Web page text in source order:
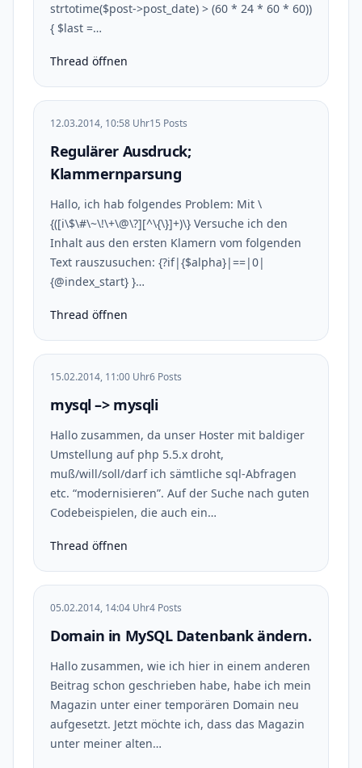
strtotime($post->post_date) > (60 * 24 * 60 * 60))
{ $last =…
Thread öffnen
12.03.2014, 10:58 Uhr15 Posts
Regulärer Ausdruck;
Klammernparsung
Hallo, ich hab folgendes Problem: Mit \
{([i\$\#\~\!\+\@\?][^\{\}]+)\} Versuche ich den
Inhalt aus den ersten Klamern vom folgenden
Text rauszusuchen: {?if|{$alpha}|==|0|
{@index_start} }…
Thread öffnen
15.02.2014, 11:00 Uhr6 Posts
mysql –> mysqli
Hallo zusammen, da unser Hoster mit baldiger
Umstellung auf php 5.5.x droht,
muß/will/soll/darf ich sämtliche sql-Abfragen
etc. “modernisieren”. Auf der Suche nach guten
Codebeispielen, die auch ein…
Thread öffnen
05.02.2014, 14:04 Uhr4 Posts
Domain in MySQL Datenbank ändern.
Hallo zusammen, wie ich hier in einem anderen
Beitrag schon geschrieben habe, habe ich mein
Magazin unter einer temporären Domain neu
aufgesetzt. Jetzt möchte ich, dass das Magazin
unter meiner alten…